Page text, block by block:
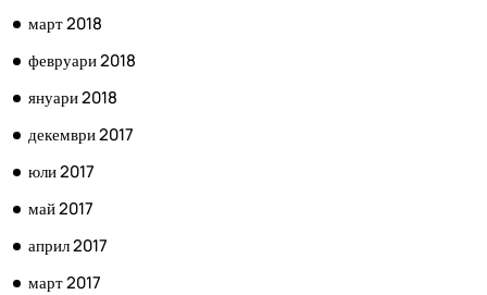
март 2018
февруари 2018
януари 2018
декември 2017
юли 2017
май 2017
април 2017
март 2017